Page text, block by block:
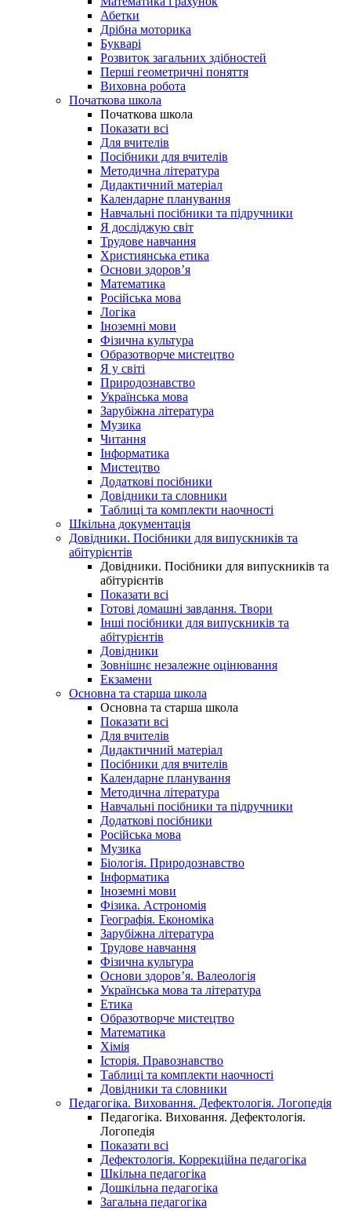
Абетки
Дрібна моторика
Букварі
Розвиток загальних здібностей
Перші геометричні поняття
Виховна робота
Початкова школа
Початкова школа
Показати всі
Для вчителів
Посібники для вчителів
Методична література
Дидактичний матеріал
Календарне планування
Навчальні посібники та підручники
Я досліджую світ
Трудове навчання
Християнська етика
Основи здоров’я
Математика
Російська мова
Логіка
Іноземні мови
Фізична культура
Образотворче мистецтво
Я у світі
Природознавство
Українська мова
Зарубіжна література
Музика
Читання
Інформатика
Мистецтво
Додаткові посібники
Довідники та словники
Таблиці та комплекти наочності
Шкільна документація
Довідники. Посібники для випускників та
абітурієнтів
Довідники. Посібники для випускників та
абітурієнтів
Показати всі
Готові домашні завдання. Твори
Інші посібники для випускників та
абітурієнтів
Довідники
Зовнішнє незалежне оцінювання
Екзамени
Основна та старша школа
Основна та старша школа
Показати всі
Для вчителів
Дидактичний матеріал
Посібники для вчителів
Календарне планування
Методична література
Навчальні посібники та підручники
Додаткові посібники
Російська мова
Музика
Біологія. Природознавство
Інформатика
Іноземні мови
Фізика. Астрономія
Географія. Економіка
Зарубіжна література
Трудове навчання
Фізична культура
Основи здоров’я. Валеологія
Українська мова та література
Етика
Образотворче мистецтво
Математика
Хімія
Історія. Правознавство
Таблиці та комплекти наочності
Довідники та словники
Педагогіка. Виховання. Дефектологія. Логопедія
Педагогіка. Виховання. Дефектологія.
Логопедія
Показати всі
Дефектологія. Коррекційна педагогіка
Шкільна педагогіка
Дошкільна педагогіка
Загальна педагогіка